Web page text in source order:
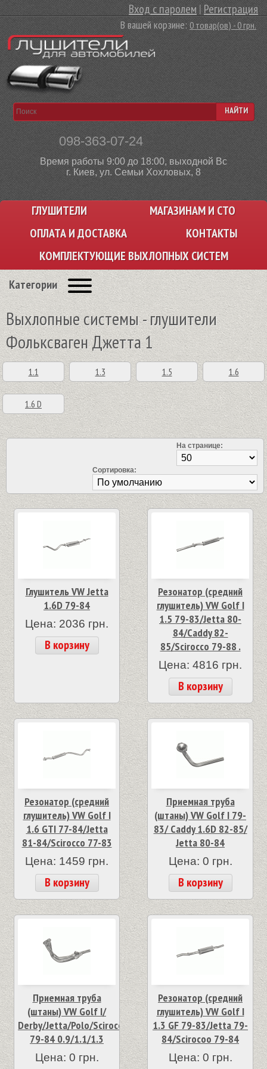
Вход с паролем |Регистрация
В вашей корзине:0 товар(ов) - 0 грн.
098-363-07-24
Время работы 9:00 до 18:00, выходной Вс
г. Киев, ул. Семьи Хохловых, 8
НАЙТИ
ГЛУШИТЕЛИ
МАГАЗИНАМ И СТО
ОПЛАТА И ДОСТАВКА
КОНТАКТЫ
КОМПЛЕКТУЮЩИЕ ВЫХЛОПНЫХ СИСТЕМ
Категории
Выхлопные системы - глушители
Фольксваген Джетта 1
1.1 1.3 1.5 1.6
1.6 D
На странице:
Сортировка:
Глушитель VW Jetta
1.6D 79-84
Цена: 2036 грн.
В корзину
Резонатор (средний
глушитель) VW Golf I
1.5 79-83/Jetta 80-
84/Caddy 82-
85/Scirocco 79-88 .
Цена: 4816 грн.
В корзину
Резонатор (средний
глушитель) VW Golf I
1.6 GTI 77-84/Jetta
81-84/Scirocco 77-83
Цена: 1459 грн.
В корзину
Приемная труба
(штаны) VW Golf I 79-
83/ Caddy 1.6D 82-85/
Jetta 80-84
Цена: 0 грн.
В корзину
Приемная труба
(штаны) VW Golf I/
Derby/Jetta/Polo/Scirocco
79-84 0.9/1.1/1.3
Цена: 0 грн.
Резонатор (средний
глушитель) VW Golf I
1.3 GF 79-83/Jetta 79-
84/Scirocoo 79-84
Цена: 0 грн.